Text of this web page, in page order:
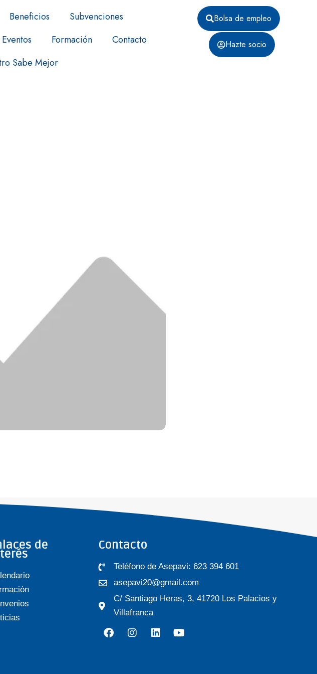
Beneficios
Subvenciones
Eventos Formación
Contacto
Sabe Mejor
Bolsa de empleo
Hazte socio
de Contacto
Teléfono de Asepavi: 623 394 601
asepavi20@gmail.com
C/ Santiago Heras, 3, 41720 Los Palacios y
Villafranca